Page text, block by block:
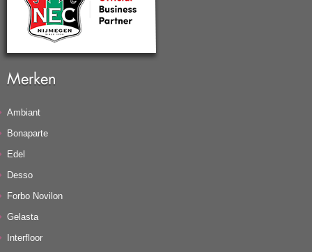
Merken
Ambiant
Bonaparte
Edel
Desso
Forbo Novilon
Gelasta
Interfloor